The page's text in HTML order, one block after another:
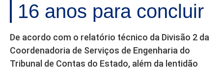
16 anos para concluir
De acordo com o relatório técnico da Divisão 2 da
Coordenadoria de Serviços de Engenharia do
Tribunal de Contas do Estado, além da lentidão